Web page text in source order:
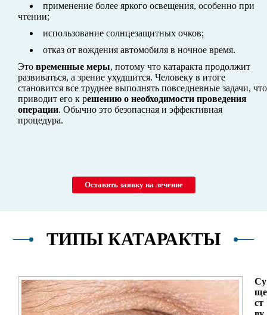
применение более яркого освещения, особенно при
чтении;
использование солнцезащитных очков;
отказ от вождения автомобиля в ночное время.
Это временные меры, потому что катаракта продолжит
развиваться, а зрение ухудшится. Человеку в итоге
становится все труднее выполнять повседневные задачи, что
приводит его к решению о необходимости проведения
операции. Обычно это безопасная и эффективная
процедура.
Оставить заявку на лечение
ТИПЫ КАТАРАКТЫ
Су
ще
ст